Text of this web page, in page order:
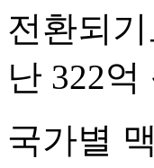
전환되
난 322
국가별